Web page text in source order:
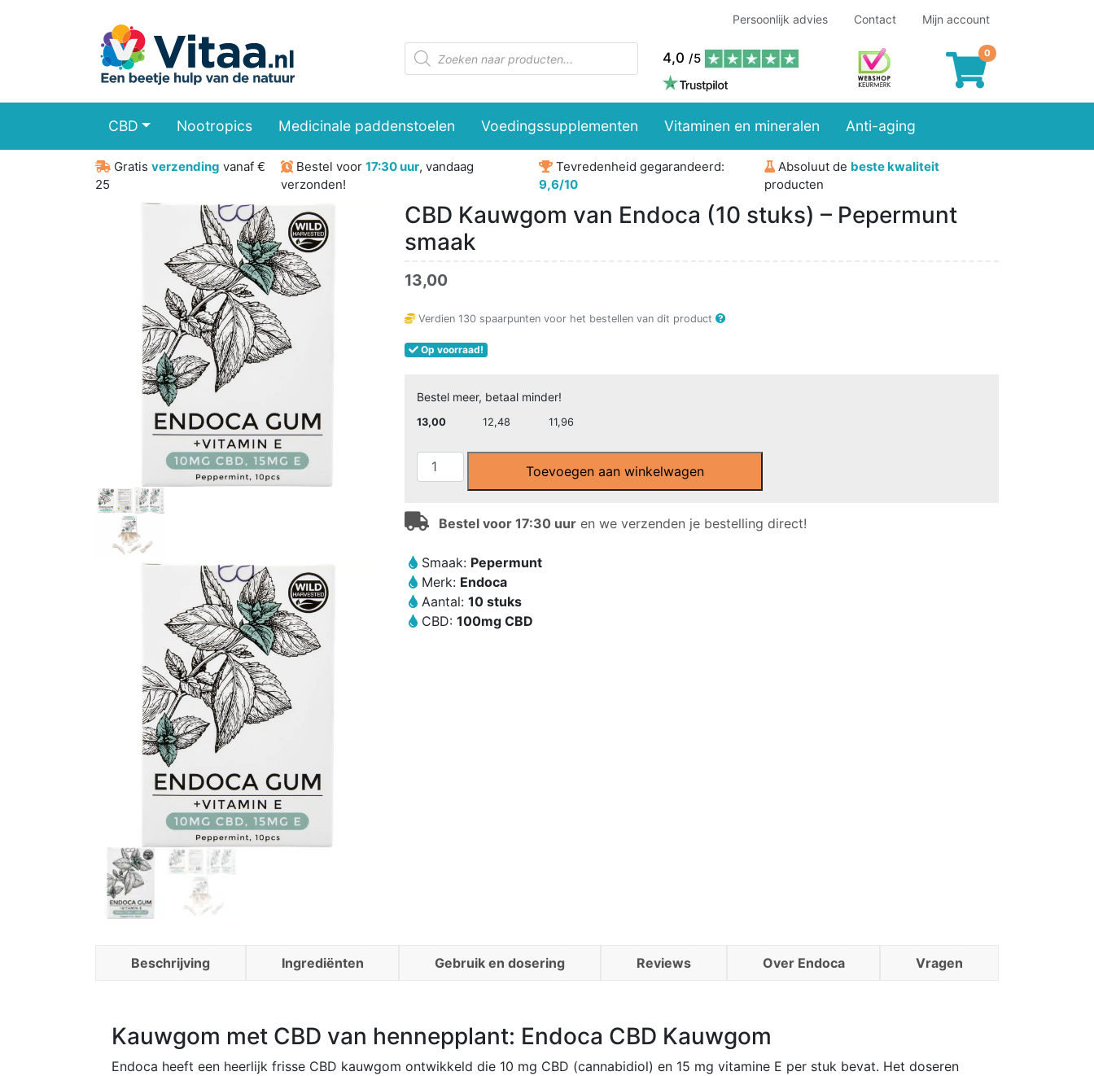
Persoonlijk advies Contact Mijn account
Producten
zoeken
4,0 /5
CBD Nootropics Medicinale paddenstoelen Voedingssupplementen Vitaminen en mineralen Anti-aging
Gratis verzending vanaf €
25
Bestel voor17:30 uur, vandaag
verzonden!
Tevredenheid gegarandeerd:
9,6/10
Absoluut de beste kwaliteit
producten
CBD Kauwgom van Endoca (10 stuks) – Pepermunt
smaak
13,00
Verdien 130spaarpunten voor het bestellen van dit product
Op voorraad!
Bestel meer, betaal minder!
13,00 12,48 11,96
CBD
Kauwgom
Endoca
stuks)
-
Pepermunt
smaak
Toevoegen aan winkelwagen
Bestel voor 17:30 uuren we verzenden je bestelling direct!
Smaak: Pepermunt
Merk: Endoca
Aantal: 10 stuks
CBD: 100mg CBD
Beschrijving Ingrediënten Gebruik en dosering Reviews Over Endoca Vragen
Kauwgom met CBD van hennepplant: Endoca CBD Kauwgom
Endoca heeft een heerlijk frisse CBD kauwgom ontwikkeld die 10 mg CBD (cannabidiol) en 15 mg vitamine E per stuk bevat. Het doseren